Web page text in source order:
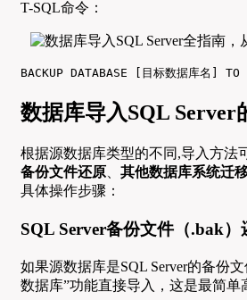
T-SQL命令：
BACKUP DATABASE [目标数据库名
数据库导入SQL Server
根据源数据库类型的不同,导入方法
备份文件还原
其他数据库系统迁
具体操作步骤：
SQL Server备份文件（.bak）
如果源数据库是SQL Server的备份
数据库”功能直接导入，这是最简单